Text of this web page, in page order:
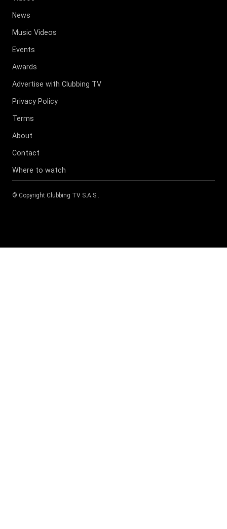
News
Music Videos
Events
Awards
Advertise with Clubbing TV
Privacy Policy
Terms
About
Contact
Where to watch
© Copyright Clubbing TV S.A.S .